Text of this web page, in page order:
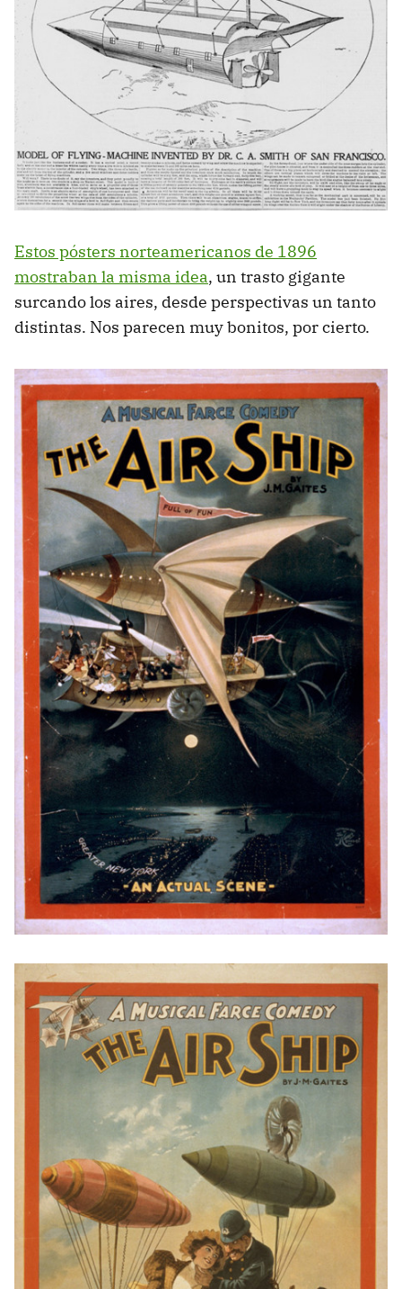
Estos pósters norteamericanos de 1896
mostraban la misma idea, un trasto gigante
surcando los aires, desde perspectivas un tanto
distintas. Nos parecen muy bonitos, por cierto.